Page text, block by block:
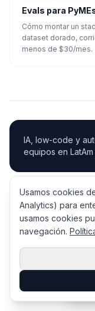
Evals para
Cómo montar un
dataset dorado,
menos de $30/mes.
IA, low-code y
equipos en LatAm
Si quieres
construye
LatAm y España.
proyectos
de
Usamos cookies
Analytics) para
usamos cookies
navegación.